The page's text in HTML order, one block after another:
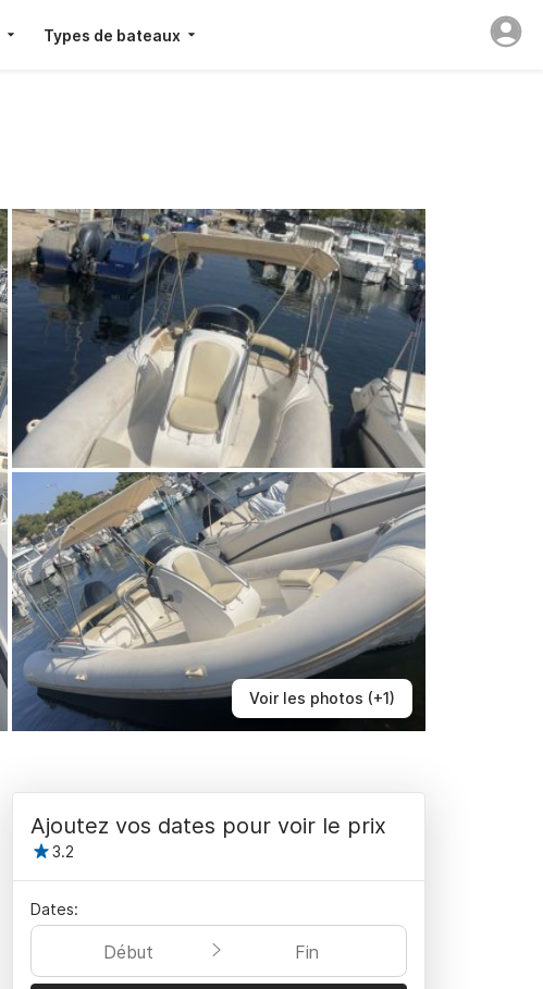
Types de bateaux
Voir les photos (+1)
Ajoutez vos dates pour voir le prix
3.2
Dates:
Début Fin